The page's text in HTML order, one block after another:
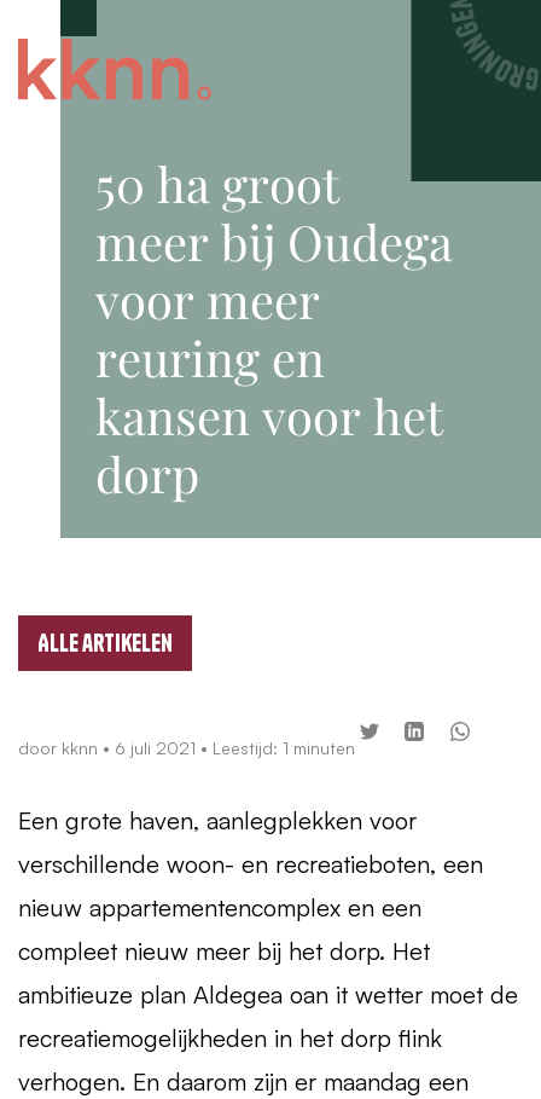
50 ha groot
meer bij Oudega
voor meer
reuring en
kansen voor het
dorp
Alle artikelen
door kknn • 6 juli 2021 • Leestijd: 1 minuten
Een grote haven, aanlegplekken voor
verschillende woon- en recreatieboten, een
nieuw appartementencomplex en een
compleet nieuw meer bij het dorp. Het
ambitieuze plan Aldegea oan it wetter moet de
recreatiemogelijkheden in het dorp flink
verhogen. En daarom zijn er maandag een